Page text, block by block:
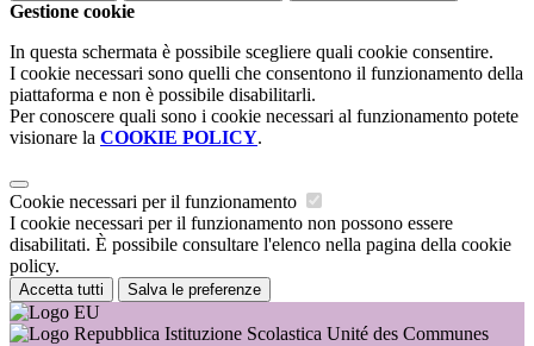
Gestione cookie
In questa schermata è possibile scegliere quali cookie consentire.
I cookie necessari sono quelli che consentono il funzionamento della
piattaforma e non è possibile disabilitarli.
Per conoscere quali sono i cookie necessari al funzionamento potete
visionare la COOKIE POLICY.
Cookie necessari per il funzionamento
I cookie necessari per il funzionamento non possono essere
disabilitati. È possibile consultare l'elenco nella pagina della cookie
policy.
Accetta tutti Salva le preferenze
Istituzione Scolastica Unité des Communes